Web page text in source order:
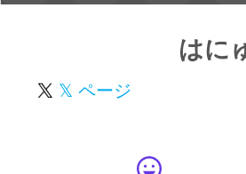
はに
𝕏 ページ